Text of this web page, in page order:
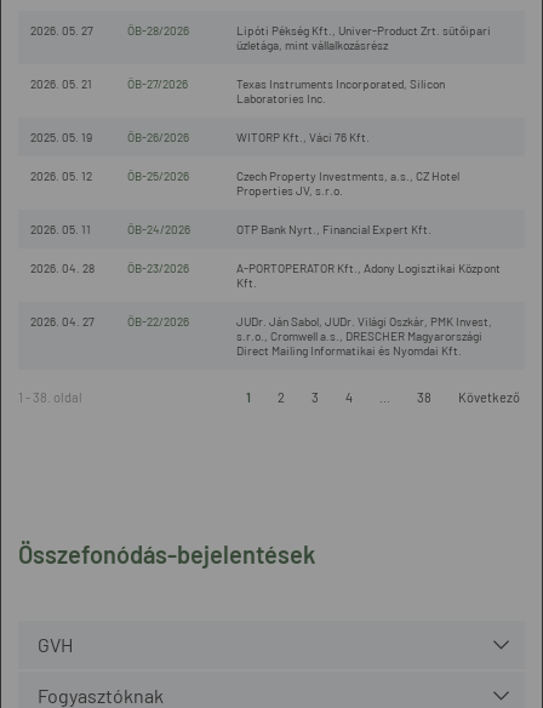
Összefonódás-bejelentések
GVH
Fogyasztóknak
2026. 05. 27 ÖB-28/2026
Lipóti Pékség Kft., Univer-Product Zrt. sütőipari
üzletága, mint vállalkozásrész
2026. 05. 21 ÖB-27/2026
Texas Instruments Incorporated, Silicon
Laboratories Inc.
2025. 05. 19 ÖB-26/2026 WITORP Kft., Váci 76 Kft.
2026. 05. 12 ÖB-25/2026
Czech Property Investments, a.s., CZ Hotel
Properties JV, s.r.o.
2026. 05. 11 ÖB-24/2026 OTP Bank Nyrt., Financial Expert Kft.
2026. 04. 28 ÖB-23/2026
A-PORTOPERATOR Kft., Adony Logisztikai Központ
Kft.
2026. 04. 27 ÖB-22/2026
JUDr. Ján Sabol, JUDr. Világi Oszkár, PMK Invest,
s.r.o., Cromwell a.s., DRESCHER Magyarországi
Direct Mailing Informatikai és Nyomdai Kft.
1 - 38. oldal 1 2 3 4 38 Következő